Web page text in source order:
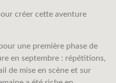
créer cette aventure
une première phase de
en septembre : répétitions,
de mise en scène et sur